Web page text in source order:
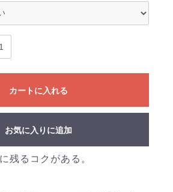
カートに入れる
続ける カートへ進む
お気に入りに追加
残るコクがある。